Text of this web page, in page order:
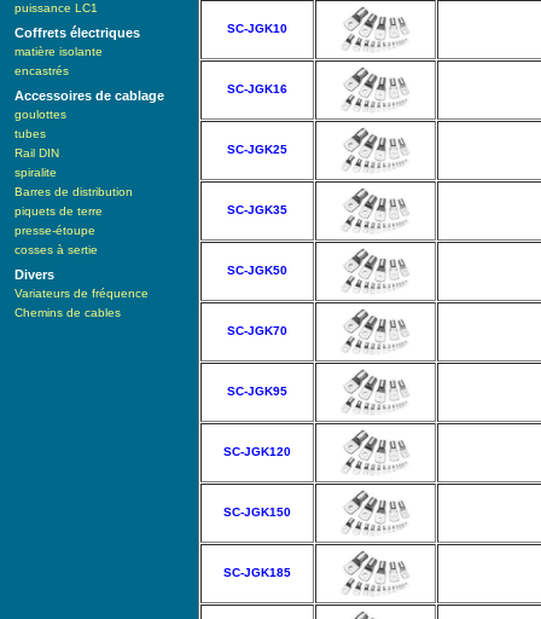
puissance LC1
Coffrets électriques
matière isolante
encastrés
Accessoires de cablage
goulottes
tubes
Rail DIN
spiralite
Barres de distribution
piquets de terre
presse-étoupe
cosses à sertie
Divers
Variateurs de fréquence
Chemins de cables
SC-JGK10
SC-JGK16
SC-JGK25
SC-JGK35
SC-JGK50
SC-JGK70
SC-JGK95
SC-JGK120
SC-JGK150
SC-JGK185